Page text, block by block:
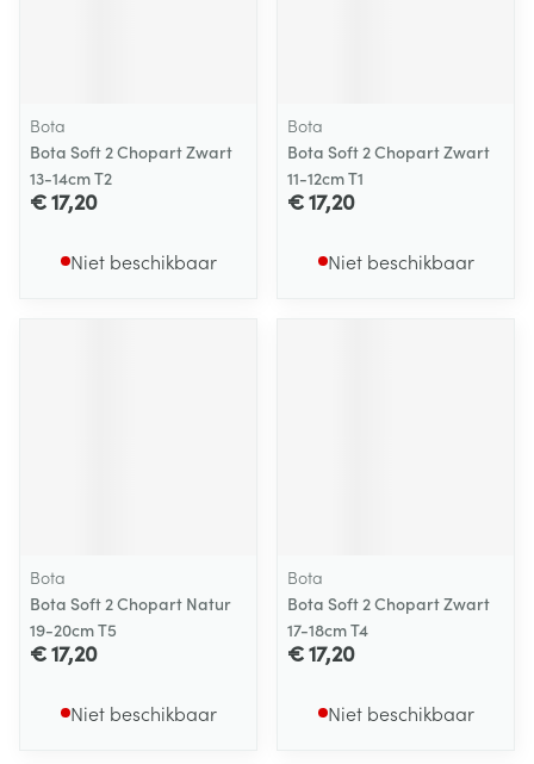
Bota
Bota Soft 2 Chopart Zwart
13-14cm T2
€ 17,20
Niet beschikbaar
Bota
Bota Soft 2 Chopart Zwart
11-12cm T1
€ 17,20
Niet beschikbaar
Bota
Bota Soft 2 Chopart Natur
19-20cm T5
€ 17,20
Niet beschikbaar
Bota
Bota Soft 2 Chopart Zwart
17-18cm T4
€ 17,20
Niet beschikbaar